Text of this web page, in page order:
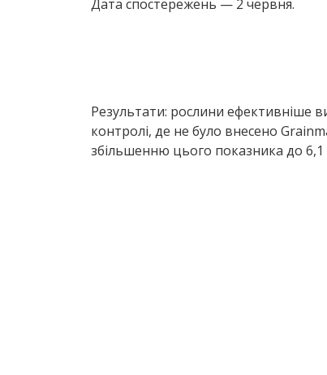
Дата спостережень — 2 червня.
Результати: рослини ефективніше
контролі, де не було внесено
збільшенню цього показника до